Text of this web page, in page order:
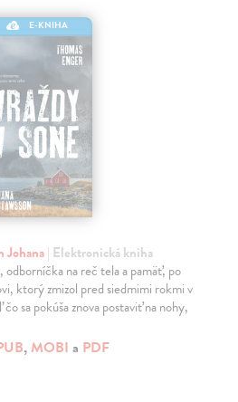
E-KNIHA
Johana| Elektronická kniha
odborníčka na reč tela a pamäť, po
ktorý zmizol pred siedmimi rokmi v
sa pokúša znova postaviť na nohy,
, MOBI a PDF